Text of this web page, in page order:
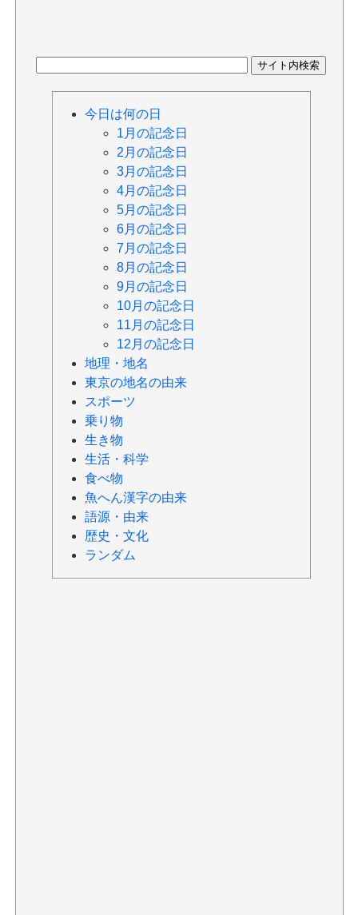
今日は何の日
1月の記念日
2月の記念日
3月の記念日
4月の記念日
5月の記念日
6月の記念日
7月の記念日
8月の記念日
9月の記念日
10月の記念日
11月の記念日
12月の記念日
地理・地名
東京の地名の由来
スポーツ
乗り物
生き物
生活・科学
食べ物
魚へん漢字の由来
語源・由来
歴史・文化
ランダム